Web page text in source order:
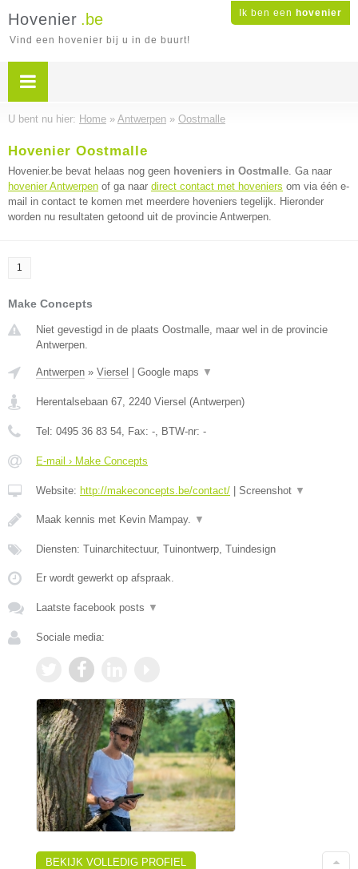
Ik ben een hovenier
Hovenier .be
Vind een hovenier bij u in de buurt!
U bent nu hier: Home » Antwerpen » Oostmalle
Hovenier Oostmalle
Hovenier.be bevat helaas nog geen hoveniers in Oostmalle. Ga naar
hovenier Antwerpen of ga naar direct contact met hoveniers om via één e-
mail in contact te komen met meerdere hoveniers tegelijk. Hieronder
worden nu resultaten getoond uit de provincie Antwerpen.
1
Make Concepts
Niet gevestigd in de plaats Oostmalle, maar wel in de provincie
Antwerpen.
Antwerpen » Viersel Google maps ▼
Herentalsebaan 67, 2240 Viersel (Antwerpen)
Tel: 0495 36 83 54, Fax: -, BTW-nr: -
E-mail › Make Concepts
Website: http://makeconcepts.be/contact/ Screenshot ▼
Maak kennis met Kevin Mampay. ▼
Diensten: Tuinarchitectuur, Tuinontwerp, Tuindesign
Er wordt gewerkt op afspraak.
Laatste facebook posts ▼
Sociale media:
BEKIJK VOLLEDIG PROFIEL